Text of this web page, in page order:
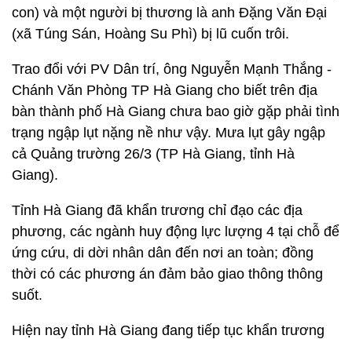
con) và một người bị thương là anh Đặng Văn Đại
(xã Túng Sán, Hoàng Su Phì) bị lũ cuốn trôi.
Trao đổi với PV Dân trí, ông Nguyễn Mạnh Thắng -
Chánh Văn Phòng TP Hà Giang cho biết trên địa
bàn thành phố Hà Giang chưa bao giờ gặp phải tình
trạng ngập lụt nặng nề như vậy. Mưa lụt gây ngập
cả Quảng trường 26/3 (TP Hà Giang, tỉnh Hà
Giang).
Tỉnh Hà Giang đã khẩn trương chỉ đạo các địa
phương, các ngành huy động lực lượng 4 tại chỗ để
ứng cứu, di dời nhân dân đến nơi an toàn; đồng
thời có các phương án đảm bảo giao thông thông
suốt.
Hiện nay tỉnh Hà Giang đang tiếp tục khẩn trương